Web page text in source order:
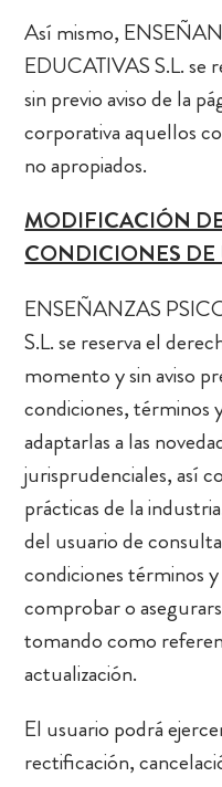
Así mismo,
EDUCATIVAS S.L. se
sin previo aviso de la
corporativa aquellos
no apropiados.
MODIFICACIÓN
CONDICIONES DE
ENSEÑANZAS
S.L. se reserva el
momento y sin aviso
condiciones, términos
adaptarlas a las
jurisprudenciales, así
prácticas de la
del usuario de
condiciones términos
comprobar o
tomando como
actualización.
El usuario podrá
rectificación,